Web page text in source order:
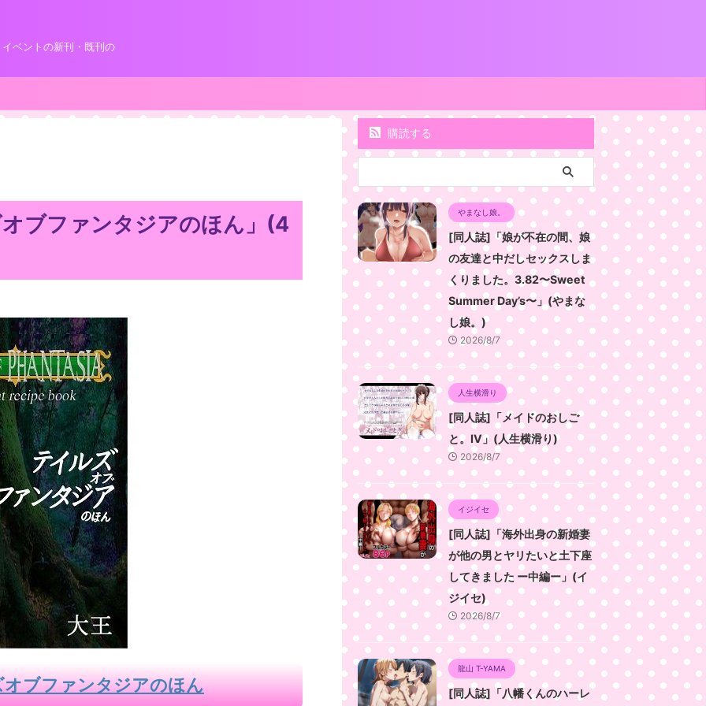
ベントの新刊・既刊の
ブファンタジアのほん」(4
ブファンタジアのほん
購読する
やまなし娘。
[同人誌]「娘が不在の間、娘
の友達と中だしセックスしま
くりました。3.82〜Sweet
Summer Day’s〜」(やまな
し娘。)
2026/8/7
人生横滑り
[同人誌]「メイドのおしご
と。IV」(人生横滑り)
2026/8/7
イジイセ
[同人誌]「海外出身の新婚妻
が他の男とヤリたいと土下座
してきました ー中編ー」(イ
ジイセ)
2026/8/7
龍山 T-YAMA
[同人誌]「八幡くんのハーレ